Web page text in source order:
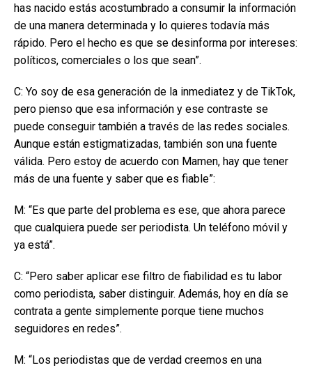
has nacido estás acostumbrado a consumir la información
de una manera determinada y lo quieres todavía más
rápido. Pero el hecho es que se desinforma por intereses:
políticos, comerciales o los que sean”.
C: Yo soy de esa generación de la inmediatez y de TikTok,
pero pienso que esa información y ese contraste se
puede conseguir también a través de las redes sociales.
Aunque están estigmatizadas, también son una fuente
válida. Pero estoy de acuerdo con Mamen, hay que tener
más de una fuente y saber que es fiable”:
M: “Es que parte del problema es ese, que ahora parece
que cualquiera puede ser periodista. Un teléfono móvil y
ya está”.
C: “Pero saber aplicar ese filtro de fiabilidad es tu labor
como periodista, saber distinguir. Además, hoy en día se
contrata a gente simplemente porque tiene muchos
seguidores en redes”.
M: “Los periodistas que de verdad creemos en una